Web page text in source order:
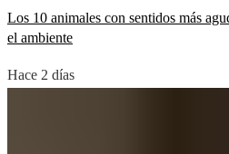
Los 10 animales con sentidos más
el ambiente
Hace 2 días